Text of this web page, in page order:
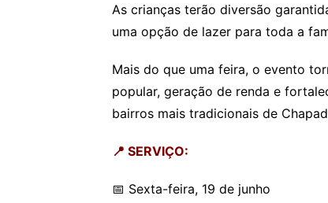
As crianças terão diversão
uma opção de lazer para toda a
Mais do que uma feira, o evento
popular, geração de renda e
bairros mais tradicionais de
📍 SERVIÇO:
📅 Sexta-feira, 19 de junho